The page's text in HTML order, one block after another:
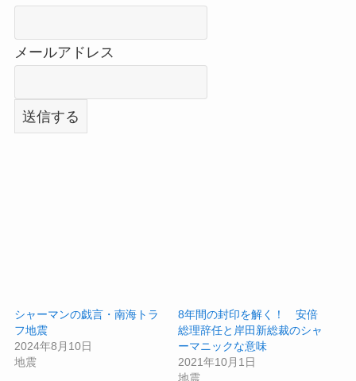
メールアドレス
シャーマンの戯言・南海トラ
フ地震
2024年8月10日
地震
8年間の封印を解く！ 安倍
総理辞任と岸田新総裁のシャ
ーマニックな意味
2021年10月1日
地震